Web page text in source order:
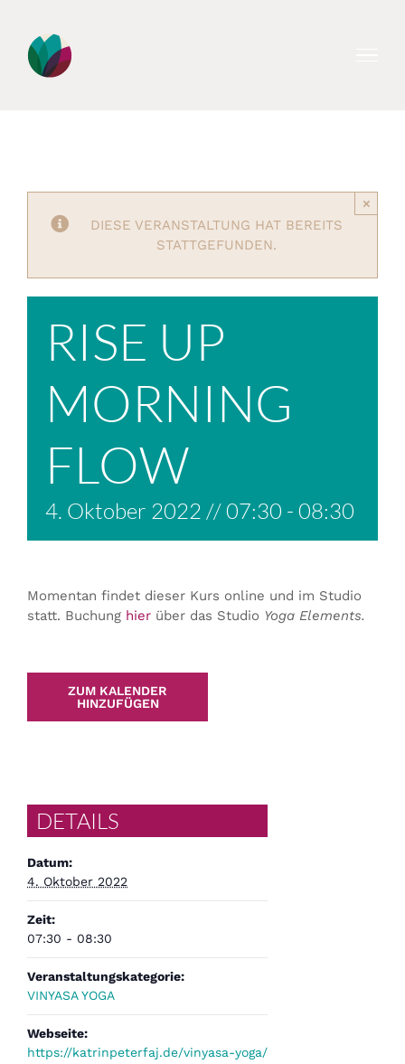
springen
DIESE VERANSTALTUNG HAT BEREITS
STATTGEFUNDEN.
×
RISE UP
MORNING
FLOW
4. Oktober 2022 // 07:30 - 08:30
Momentan findet dieser Kurs online und im Studio
statt. Buchung hierüber das Studio Yoga Elements.
ZUM KALENDER
HINZUFÜGEN
DETAILS
Datum:
4. Oktober 2022
Zeit:
07:30 - 08:30
Veranstaltungskategorie:
VINYASA YOGA
Webseite:
https://katrinpeterfaj.de/vinyasa-yoga/